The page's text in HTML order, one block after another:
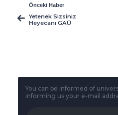
Önceki Haber
Yetenek Sizsiniz
Heyecanı GAÜ
You can be informed of
informing us your e-mail